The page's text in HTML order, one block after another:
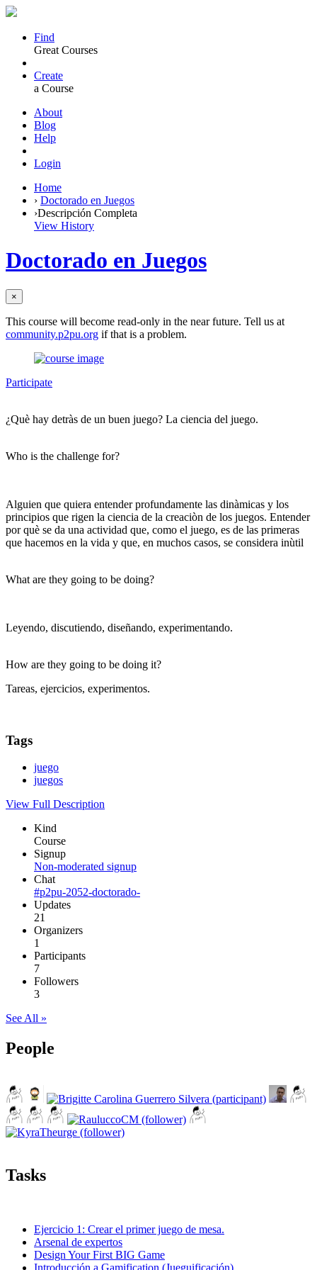
Find
Great Courses
Create
a Course
About
Blog
Help
Login
Home
› Doctorado en Juegos
›Descripción Completa
View History
Doctorado en Juegos
×
This course will become read-only in the near future. Tell us at
community.p2pu.org if that is a problem.
Participate
¿Què hay detràs de un buen juego? La ciencia del juego.
Who is the challenge for?
Alguien que quiera entender profundamente las dinàmicas y los
principios que rigen la ciencia de la creaciòn de los juegos. Entender
por què se da una actividad que, como el juego, es de las primeras
que hacemos en la vida y que, en muchos casos, se considera inùtil
What are they going to be doing?
Leyendo, discutiendo, diseñando, experimentando.
How are they going to be doing it?
Tareas, ejercicios, experimentos.
Tags
juego
juegos
View Full Description
Kind
Course
Signup
Non-moderated signup
Chat
#p2pu-2052-doctorado-
Updates
21
Organizers
1
Participants
7
Followers
3
See All »
People
Tasks
Ejercicio 1: Crear el primer juego de mesa.
Arsenal de expertos
Design Your First BIG Game
Introducción a Gamification (Jueguificación)